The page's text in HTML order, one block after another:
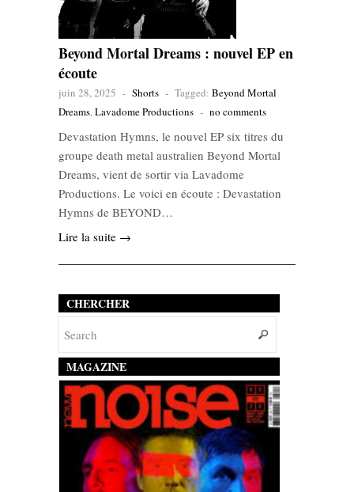
Beyond Mortal Dreams : nouvel EP en
écoute
juin 28, 2025 - Shorts - Tagged: Beyond Mortal
Dreams,Lavadome Productions - no comments
Devastation Hymns, le nouvel EP six titres du
groupe death metal australien Beyond Mortal
Dreams, vient de sortir via Lavadome
Productions. Le voici en écoute : Devastation
Hymns de BEYOND…
Lire la suite →
CHERCHER
MAGAZINE